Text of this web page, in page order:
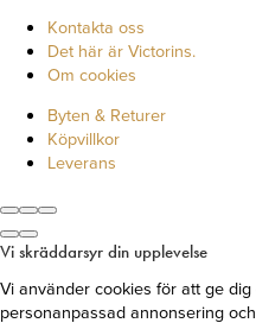
Kontakta oss
Det här är Victorins.
Om cookies
Byten & Returer
Köpvillkor
Leverans
Vi skräddarsyr din upplevelse
Vi använder cookies för att ge
personanpassad annonsering